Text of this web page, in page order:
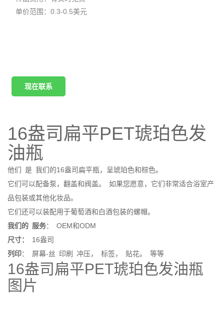
单价范围：0.3-0.5美元
现在联系
16盎司扁平PET琥珀色发
油瓶
他们 是 我们的16盎司扁平瓶，呈琥珀色和棕色。
它们可以配备泵，翻盖和阀盖。 如果您愿意，它们非常适合浴室产
品包装或其他化妆品。
它们还可以装配用于葡萄酒和白酒包装的螺帽。
我们的 服务：
OEM和ODM
尺寸：
16盎司
列印： 屏幕-丝 印刷 冲压， 标签， 贴花。 等等
16盎司扁平PET琥珀色发油瓶
图片